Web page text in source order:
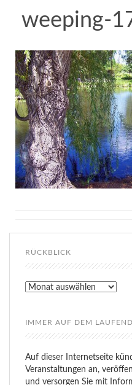
weeping-
RÜCKBLICK
Rückblick
IMMER AUF DEM
Auf dieser Internetseite
Veranstaltungen an,
und versorgen Sie mit